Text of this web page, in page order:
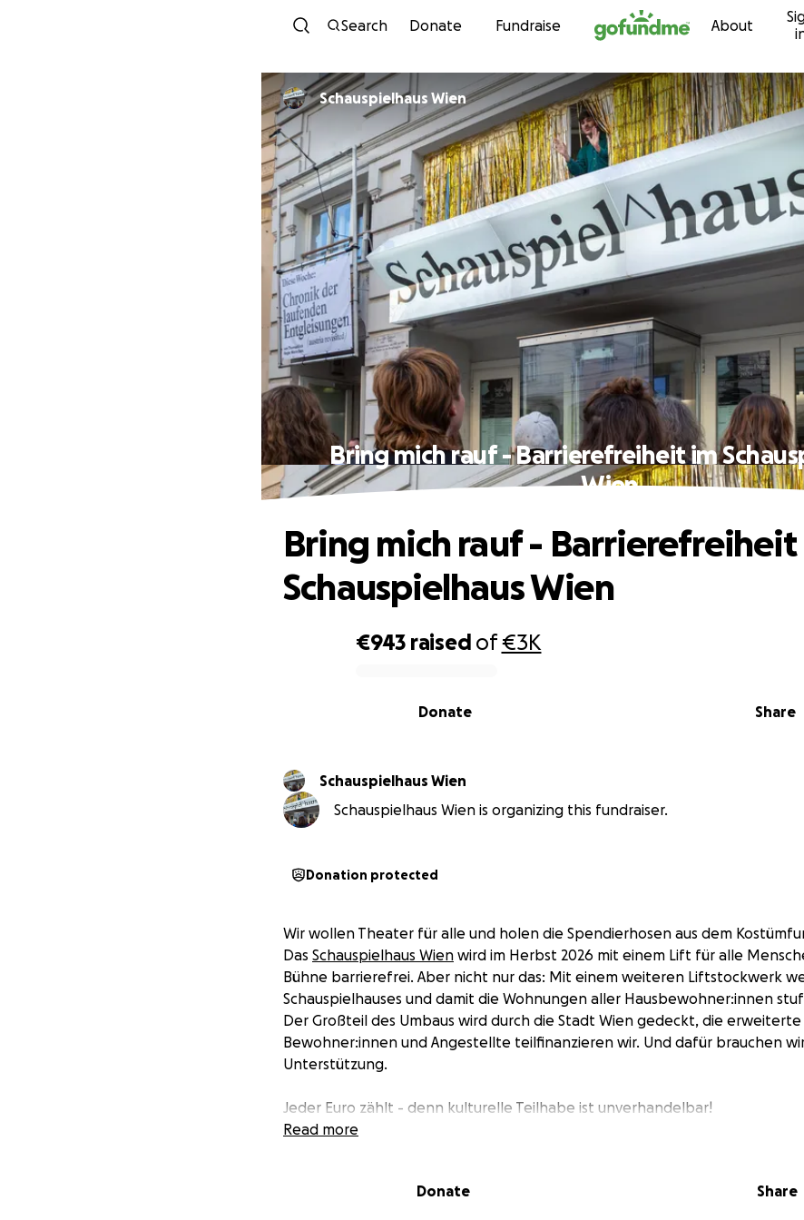
Skip to content
Search Donate Fundraise About
Schauspielhaus Wien
Bring mich rauf - Barrierefreiheit im
Wien
€943 raised of€3K
Share
Donate
Bring mich rauf - Barrierefreiheit
Schauspielhaus Wien
Schauspielhaus Wien
Schauspielhaus Wien is organizing this fundraiser.
Donation protected
Wir wollen Theater für alle und holen die Spendierhosen aus dem
Das Schauspielhaus Wien wird im Herbst 2026 mit einem Lift für alle
Bühne barrierefrei. Aber nicht nur das: Mit einem weiteren Liftstockwerk
Schauspielhauses und damit die Wohnungen aller Hausbewohner:innen
Der Großteil des Umbaus wird durch die Stadt Wien gedeckt, die
Bewohner:innen und Angestellte teilfinanzieren wir. Und dafür brauchen
Unterstützung.
Jeder Euro zählt - denn kulturelle Teilhabe ist unverhandelbar!
Read more
Donate Share